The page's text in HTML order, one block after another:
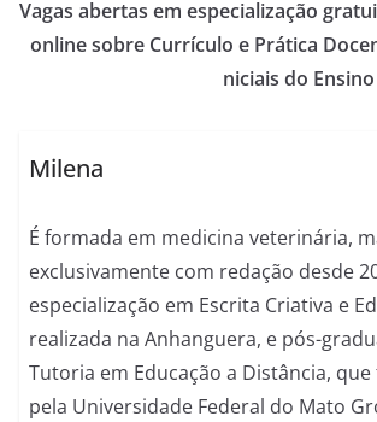
Vagas abertas em especialização
online sobre Currículo e Prática
niciais do
Milena
É formada em medicina veterinária,
exclusivamente com redação desde
especialização em Escrita Criativa e
realizada na Anhanguera, e pós-
Tutoria em Educação a Distância,
pela Universidade Federal do Mato